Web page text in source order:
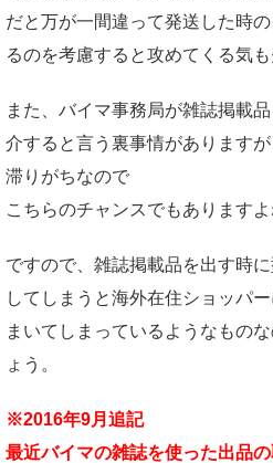
だと万が一間違って発送した時
るのを考慮すると攻めてくる気も
また、バイマ事務局が雑誌掲載
介すると言う裏事情があります
滞りがちなので
こちらのチャンスでもあります
ですので、雑誌掲載品を出す時
してしまうと海外在住ショッパ
まいてしまっているようなもの
ょう。
※2016年9月追記
最近バイマの雑誌を使った出品